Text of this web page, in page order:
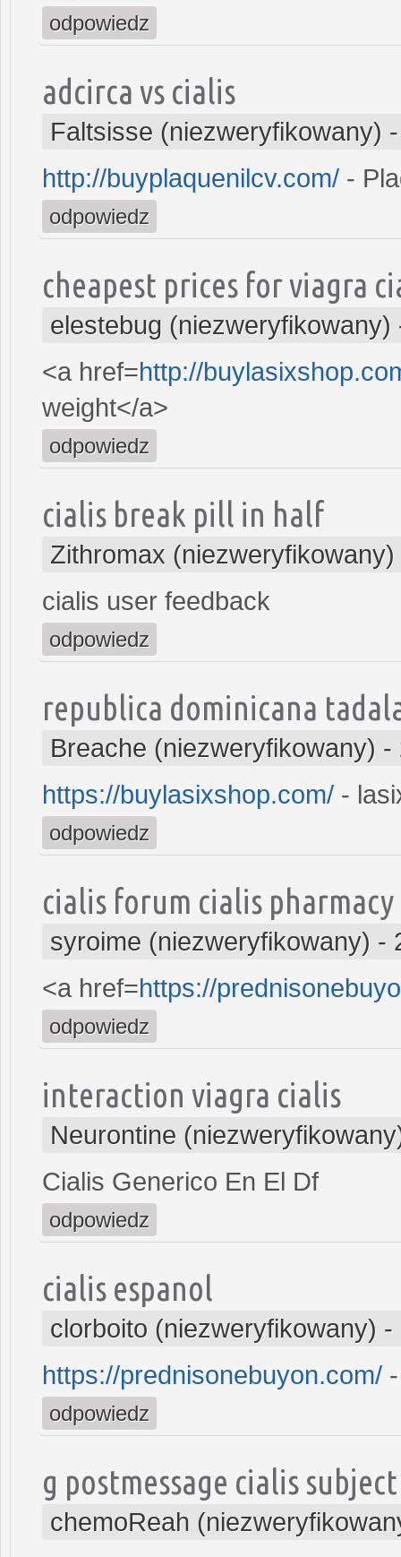
odpowiedz
adcirca vs cialis
Faltsisse (niezweryfikowany)
http://buyplaquenilcv.com/ -
odpowiedz
cheapest prices for viagra
elestebug (niezweryfikowany)
<a href=http://
weight</a>
odpowiedz
cialis break pill in half
Zithromax (niezweryfikowany)
cialis user feedback
odpowiedz
republica dominicana
Breache (niezweryfikowany) -
https://buylasixshop.com/ -
odpowiedz
cialis forum cialis pharmacy
syroime (niezweryfikowany) -
<a href=https://
odpowiedz
interaction viagra cialis
Neurontine
Cialis Generico En El Df
odpowiedz
cialis espanol
clorboito (niezweryfikowany) -
https://prednisonebuyon.com/
odpowiedz
g postmessage cialis
chemoReah